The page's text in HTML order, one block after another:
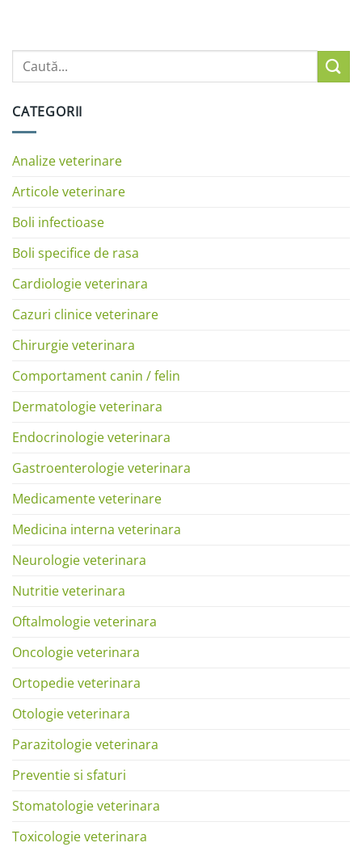
CATEGORII
Analize veterinare
Articole veterinare
Boli infectioase
Boli specifice de rasa
Cardiologie veterinara
Cazuri clinice veterinare
Chirurgie veterinara
Comportament canin / felin
Dermatologie veterinara
Endocrinologie veterinara
Gastroenterologie veterinara
Medicamente veterinare
Medicina interna veterinara
Neurologie veterinara
Nutritie veterinara
Oftalmologie veterinara
Oncologie veterinara
Ortopedie veterinara
Otologie veterinara
Parazitologie veterinara
Preventie si sfaturi
Stomatologie veterinara
Toxicologie veterinara